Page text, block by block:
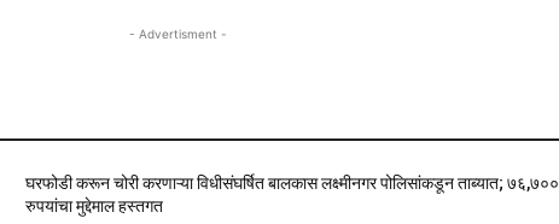
- Advertisment -
घरफोडी करून चोरी करणाऱ्या विधीसंघर्षित बालकास लक्ष्मीनगर पोलिसांकडून ताब्यात; ७६,७००
रुपयांचा मुद्देमाल हस्तगत